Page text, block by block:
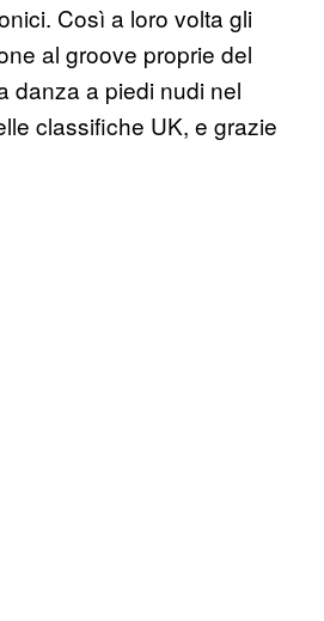
Così a loro volta gli
al groove proprie del
danza a piedi nudi nel
classifiche UK, e grazie